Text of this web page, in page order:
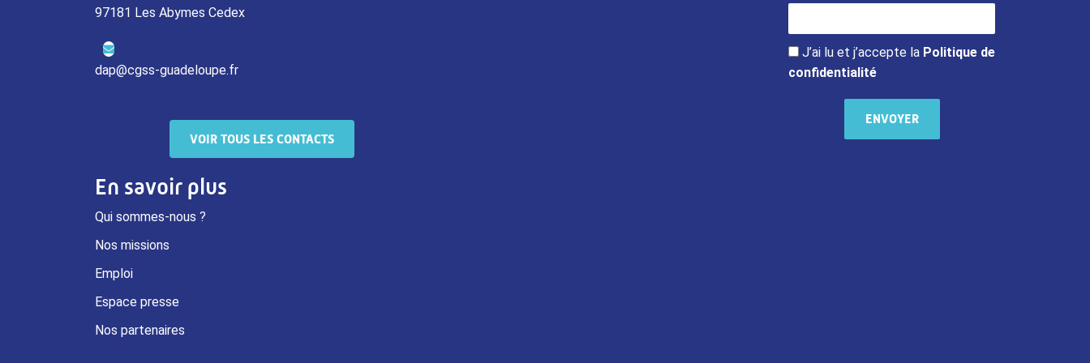
97181 Les Abymes Cedex
dap@cgss-guadeloupe.fr
VOIR TOUS LES CONTACTS
En savoir plus
Qui sommes-nous ?
Nos missions
Emploi
Espace presse
Nos partenaires
J’ai lu et j’accepte la Politique de
confidentialité